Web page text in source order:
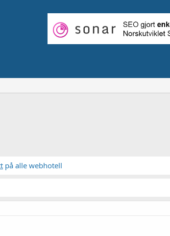
på alle webhotell